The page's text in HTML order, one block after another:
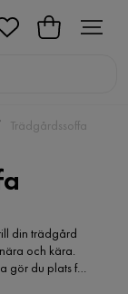
Trädgårdssoffa
din trädgård
och kära.
gör du plats för
välkommen att